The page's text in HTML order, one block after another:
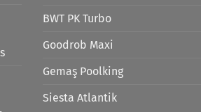
BWT PK Turbo
Goodrob Maxi
Gemaş Poolking
Siesta Atlantik